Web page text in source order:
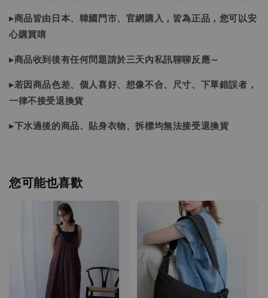
▸商品皆由日本、韓國門市、官網購入，皆為正品，您可以安
心購買唷
▸商品收到後有任何問題請於三天內私訊聊聊反應～
▸若因商品色差、個人喜好、想像不合、尺寸、下單錯誤者，
一律不接受退換貨
▸下水過後的商品、貼身衣物、拆標均無法接受退換貨
您可能也喜歡